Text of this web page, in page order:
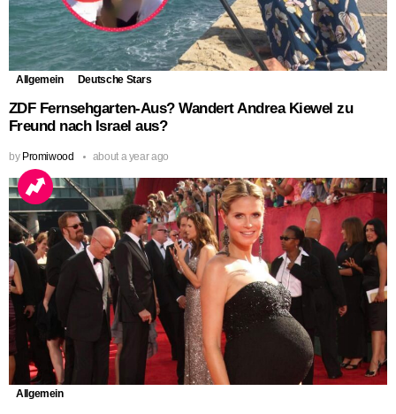
Allgemein Deutsche Stars
ZDF Fernsehgarten-Aus? Wandert Andrea Kiewel zu
Freund nach Israel aus?
by Promiwood about a year ago
Allgemein